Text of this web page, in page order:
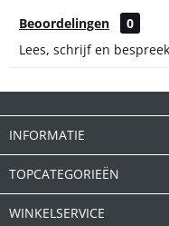
Beoordelingen
0
Lees, schrijf en
INFORMATIE
TOPCATEGORIEËN
WINKELSERVICE